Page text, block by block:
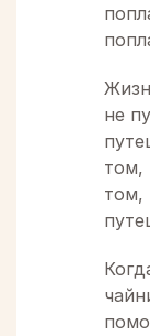
не
том,
том,